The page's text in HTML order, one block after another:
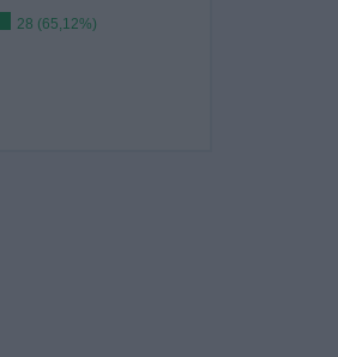
28 (65,12%)